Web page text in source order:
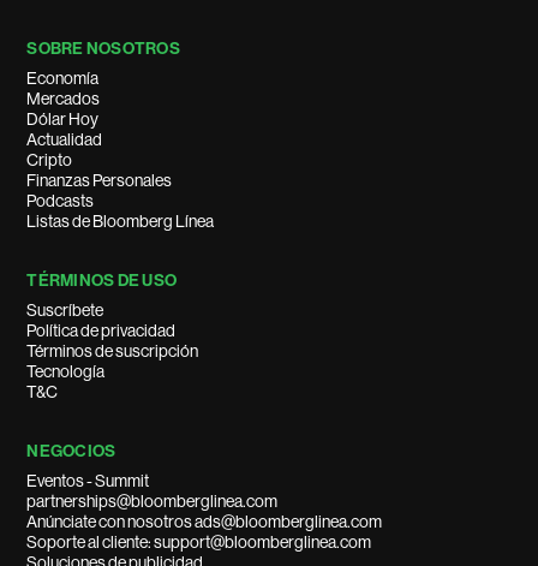
SOBRE NOSOTROS
Economía
Mercados
Dólar Hoy
Actualidad
Cripto
Finanzas Personales
Podcasts
Listas de Bloomberg Línea
TÉRMINOS DE USO
Suscríbete
Política de privacidad
Términos de suscripción
Tecnología
T&C
NEGOCIOS
Eventos - Summit
partnerships@bloomberglinea.com
Anúnciate con nosotros ads@bloomberglinea.com
Soporte al cliente: support@bloomberglinea.com